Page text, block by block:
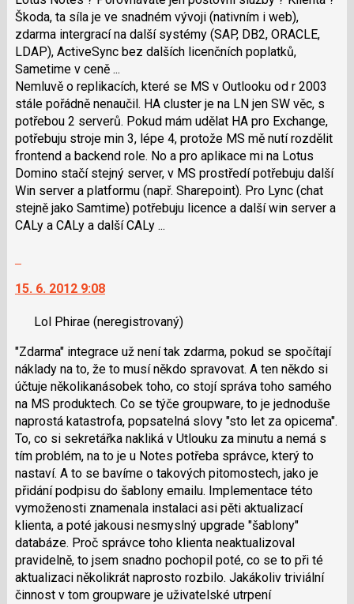
Škoda, ta síla je ve snadném vývoji (nativním i web),
zdarma intergrací na další systémy (SAP, DB2, ORACLE,
LDAP), ActiveSync bez dalších licenčních poplatků,
Sametime v ceně ...
Nemluvě o replikacích, které se MS v Outlooku od r 2003
stále pořádně nenaučil. HA cluster je na LN jen SW věc, s
potřebou 2 serverů. Pokud mám udělat HA pro Exchange,
potřebuju stroje min 3, lépe 4, protože MS mě nutí rozdělit
frontend a backend role. No a pro aplikace mi na Lotus
Domino stačí stejný server, v MS prostředí potřebuju další
Win server a platformu (např. Sharepoint). Pro Lync (chat
stejně jako Samtime) potřebuju licence a další win server a
CALy a CALy a další CALy ...
další
názor.
navigaci
lze
použít
i
klávesy
N
pro
následující
a
P
pro
předchozí
nový
názor
15. 6. 2012 9:08
Lol Phirae (neregistrovaný)
"Zdarma" integrace už není tak zdarma, pokud se spočítají
náklady na to, že to musí někdo spravovat. A ten někdo si
účtuje několikanásobek toho, co stojí správa toho samého
na MS produktech. Co se týče groupware, to je jednoduše
naprostá katastrofa, popsatelná slovy "sto let za opicema".
To, co si sekretářka nakliká v Utlouku za minutu a nemá s
tím problém, na to je u Notes potřeba správce, který to
nastaví. A to se bavíme o takových pitomostech, jako je
přidání podpisu do šablony emailu. Implementace této
vymoženosti znamenala instalaci asi pěti aktualizací
klienta, a poté jakousi nesmyslný upgrade "šablony"
databáze. Proč správce toho klienta neaktualizoval
pravidelně, to jsem snadno pochopil poté, co se to při té
aktualizaci několikrát naprosto rozbilo. Jakákoliv triviální
činnost v tom groupware je uživatelské utrpení